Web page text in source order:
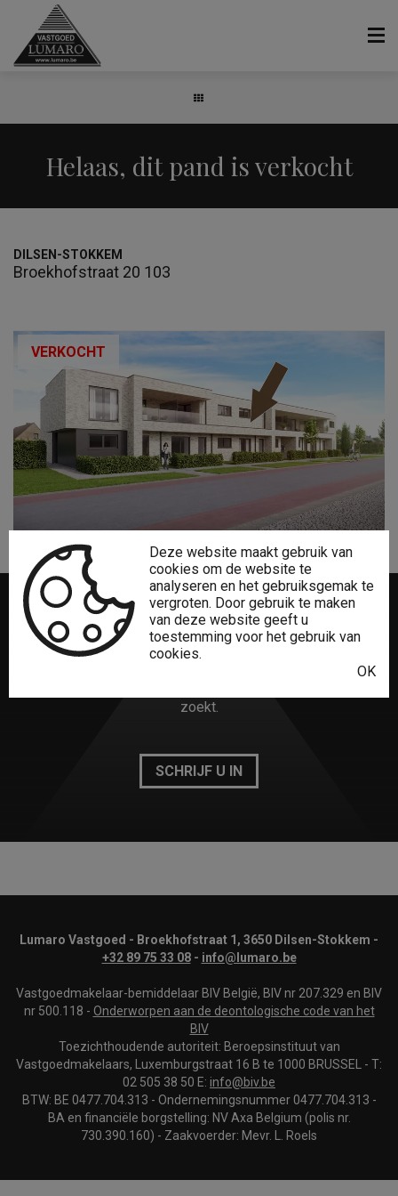
Helaas, dit pand is verkocht
DILSEN-STOKKEM
Broekhofstraat 20 103
VERKOCHT
Niet gevondenwat u zocht?
zoekt.
SCHRIJF U IN
Lumaro Vastgoed - Broekhofstraat 1, 3650 Dilsen-Stokkem -
+32 89 75 33 08- info@lumaro.be
Vastgoedmakelaar-bemiddelaar BIV België, BIV nr 207.329 en BIV
nr 500.118 - Onderworpen aan de deontologische code van het
BIV
Toezichthoudende autoriteit: Beroepsinstituut van
Vastgoedmakelaars, Luxemburgstraat 16 B te 1000 BRUSSEL - T:
02 505 38 50 E: info@biv.be
BTW: BE 0477.704.313 - Ondernemingsnummer 0477.704.313 -
BA en financiële borgstelling: NV Axa Belgium (polis nr.
730.390.160) - Zaakvoerder: Mevr. L. Roels
Deze website maakt gebruik van
cookies om de website te
analyseren en het gebruiksgemak te
vergroten. Door gebruik te maken
van deze website geeft u
toestemming voor het gebruik van
cookies.
OK